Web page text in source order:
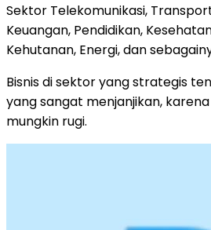
Sektor Telekomunikasi,
Keuangan, Pendidikan,
Kehutanan, Energi, dan
Bisnis di sektor yang strategis
yang sangat menjanjikan,
mungkin rugi.